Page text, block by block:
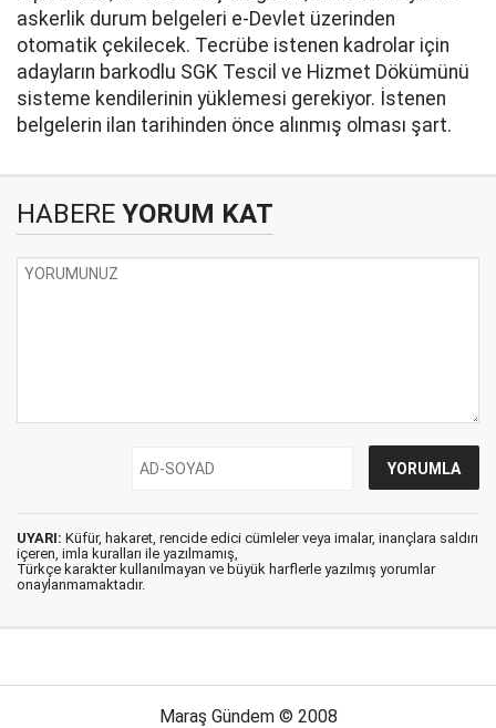
askerlik durum belgeleri e-Devlet üzerinden
otomatik çekilecek. Tecrübe istenen kadrolar için
adayların barkodlu SGK Tescil ve Hizmet Dökümünü
sisteme kendilerinin yüklemesi gerekiyor. İstenen
belgelerin ilan tarihinden önce alınmış olması şart.
HABERE YORUM KAT
UYARI: Küfür, hakaret, rencide edici cümleler veya imalar, inançlara saldırı
içeren, imla kuralları ile yazılmamış,
Türkçe karakter kullanılmayan ve büyük harflerle yazılmış yorumlar
onaylanmamaktadır.
Maraş Gündem © 2008